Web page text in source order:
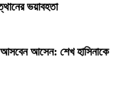
ভয়াবহতা
আসেন: শেখ হাসিনাকে